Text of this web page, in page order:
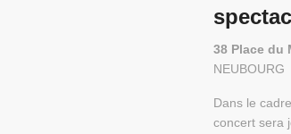
38 Place du
NEUBOURG
Dans le
concert sera